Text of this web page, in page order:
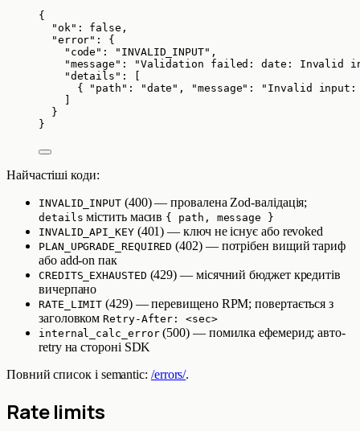
{
"ok" : false ,
"error" : {
"code" : " INVALID_INPUT" ,
"message" : "Validation failed: date: Invalid
"details" : [
{
"path" : "date " , "message" : " Invalid input:
}
}
Найчастіші коди:
INVALID_INPUT(400) — провалена Zod-валідація;
details містить масив { path, message }
INVALID_API_KEY(401) — ключ не існує або revoked
PLAN_UPGRADE_REQUIRED (402) — потрібен вищий тариф
або add-on пак
CREDITS_EXHAUSTED (429) — місячний бюджет кредитів
вичерпано
RATE_LIMIT (429) — перевищено RPM; повертається з
заголовкомRetry-After: <sec>
internal_calc_error(500) — помилка ефемерид; авто-
retry на стороні SDK
Повний список і semantic: /errors/.
Rate limits